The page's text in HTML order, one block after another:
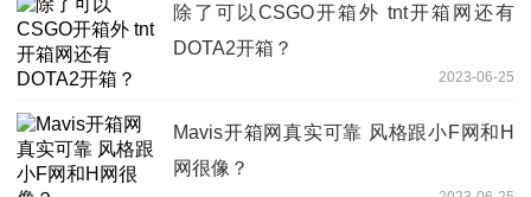
除了可以CSGO开箱外 tnt开箱网还有
DOTA2开箱？
2023-06-25
Mavis开箱网真实可靠 风格跟小F网和H
网很像？